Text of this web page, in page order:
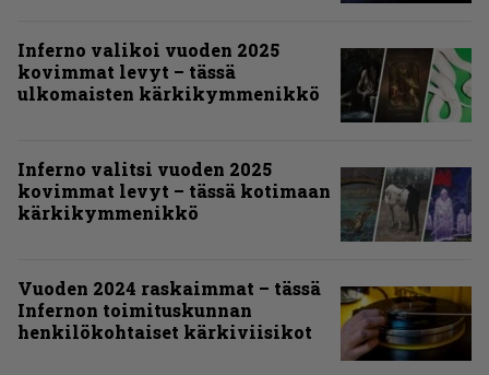
Inferno valikoi vuoden 2025
kovimmat levyt – tässä
ulkomaisten kärkikymmenikkö
Inferno valitsi vuoden 2025
kovimmat levyt – tässä kotimaan
kärkikymmenikkö
Vuoden 2024 raskaimmat – tässä
Infernon toimituskunnan
henkilökohtaiset kärkiviisikot